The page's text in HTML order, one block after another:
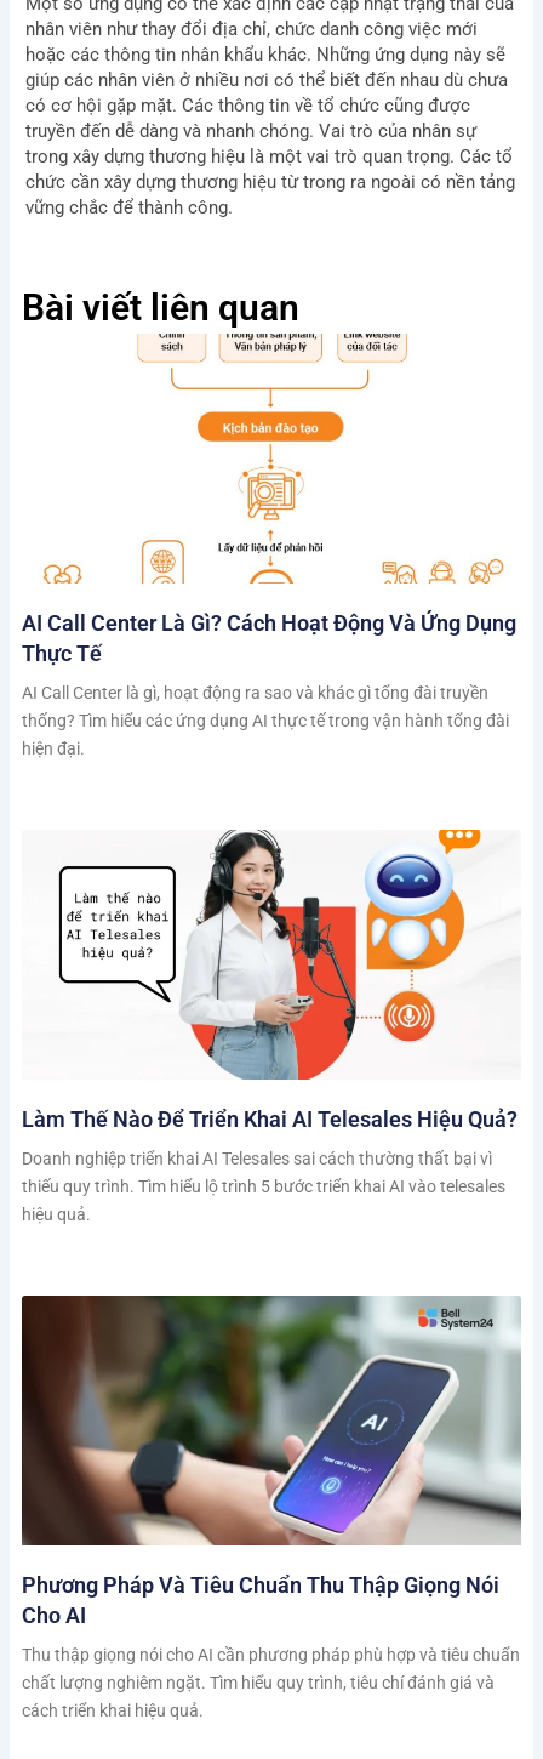
nhân viên như thay đổi địa chỉ, chức danh công việc mới
hoặc các thông tin nhân khẩu khác. Những ứng dụng này sẽ
giúp các nhân viên ở nhiều nơi có thể biết đến nhau dù chưa
có cơ hội gặp mặt. Các thông tin về tổ chức cũng được
truyền đến dễ dàng và nhanh chóng. Vai trò của nhân sự
trong xây dựng thương hiệu là một vai trò quan trọng. Các tổ
chức cần xây dựng thương hiệu từ trong ra ngoài có nền tảng
vững chắc để thành công.
Bài viết liên quan
AI Call Center Là Gì? Cách Hoạt Động Và Ứng Dụng
Thực Tế
AI Call Center là gì, hoạt động ra sao và khác gì tổng đài truyền
thống? Tìm hiểu các ứng dụng AI thực tế trong vận hành tổng đài
hiện đại.
Làm Thế Nào Để Triển Khai AI Telesales Hiệu Quả?
Doanh nghiệp triển khai AI Telesales sai cách thường thất bại vì
thiếu quy trình. Tìm hiểu lộ trình 5 bước triển khai AI vào telesales
hiệu quả.
Phương Pháp Và Tiêu Chuẩn Thu Thập Giọng Nói
Cho AI
Thu thập giọng nói cho AI cần phương pháp phù hợp và tiêu chuẩn
chất lượng nghiêm ngặt. Tìm hiểu quy trình, tiêu chí đánh giá và
cách triển khai hiệu quả.